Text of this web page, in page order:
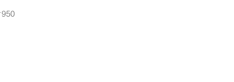
950